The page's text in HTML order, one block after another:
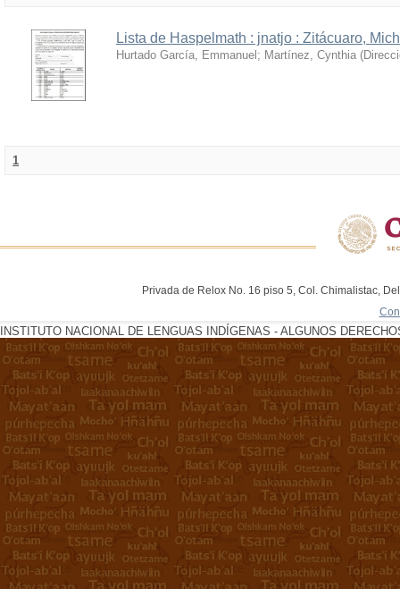
Lista de Haspelmath : jnatjo : Zitácuaro,
Hurtado García, Emmanuel ; Martínez, Cynthia (
1
Privada de Relox No. 16 piso 5, Col. Chimalistac,
INSTITUTO NACIONAL DE LENGUAS INDÍGENAS - ALGUNOS